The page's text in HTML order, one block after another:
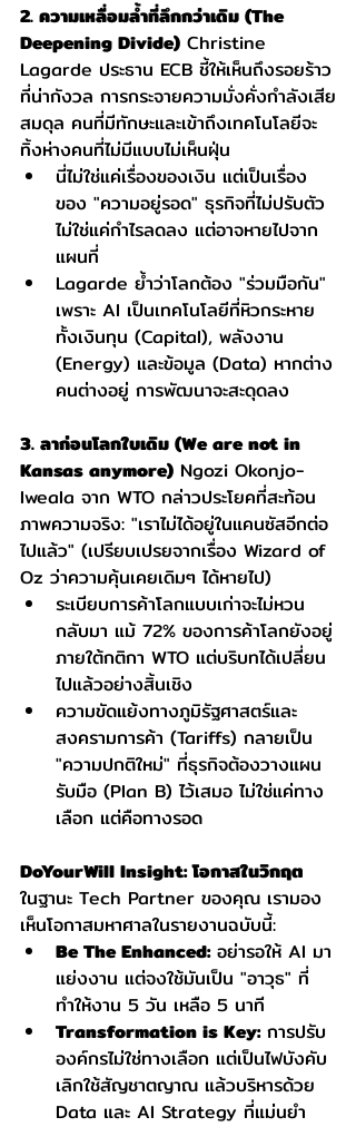
2. ความเหลื่อมล้ำที่ลึกกว่าเดิม (The
Deepening Divide) Christine
Lagarde ประธาน ECB ชี้ให้เห็นถึงรอยร้าว
ที่น่ากังวล การกระจายความมั่งคั่งกำลังเสีย
สมดุล คนที่มีทักษะและเข้าถึงเทคโนโลยีจะ
ทิ้งห่างคนที่ไม่มีแบบไม่เห็นฝุ่น
นี่ไม่ใช่แค่เรื่องของเงิน แต่เป็นเรื่อง
ของ "ความอยู่รอด" ธุรกิจที่ไม่ปรับตัว
ไม่ใช่แค่กำไรลดลง แต่อาจหายไปจาก
แผนที่
Lagarde ย้ำว่าโลกต้อง "ร่วมมือกัน"
เพราะ AI เป็นเทคโนโลยีที่หิวกระหาย
ทั้งเงินทุน (Capital), พลังงาน
(Energy) และข้อมูล (Data) หากต่าง
คนต่างอยู่ การพัฒนาจะสะดุดลง
3. ลาก่อนโลกใบเดิม (We are not in
Kansas anymore) Ngozi Okonjo-
Iweala จาก WTO กล่าวประโยคที่สะท้อน
ภาพความจริง: "เราไม่ได้อยู่ในแคนซัสอีกต่อ
ไปแล้ว" (เปรียบเปรยจากเรื่อง Wizard of
Oz ว่าความคุ้นเคยเดิมๆ ได้หายไป)
ระเบียบการค้าโลกแบบเก่าจะไม่หวน
กลับมา แม้ 72% ของการค้าโลกยังอยู่
ภายใต้กติกา WTO แต่บริบทได้เปลี่ยน
ไปแล้วอย่างสิ้นเชิง
ความขัดแย้งทางภูมิรัฐศาสตร์และ
สงครามการค้า (Tariffs) กลายเป็น
"ความปกติใหม่" ที่ธุรกิจต้องวางแผน
รับมือ (Plan B) ไว้เสมอ ไม่ใช่แค่ทาง
เลือก แต่คือทางรอด
DoYourWill Insight: โอกาสในวิกฤต
ในฐานะ Tech Partner ของคุณ เรามอง
เห็นโอกาสมหาศาลในรายงานฉบับนี้:
Be The Enhanced: อย่ารอให้ AI มา
แย่งงาน แต่จงใช้มันเป็น "อาวุธ" ที่
ทำให้งาน 5 วัน เหลือ 5 นาที
Transformation is Key: การปรับ
องค์กรไม่ใช่ทางเลือก แต่เป็นไฟบังคับ
เลิกใช้สัญชาตญาณ แล้วบริหารด้วย
Data และ AI Strategy ที่แม่นยำ